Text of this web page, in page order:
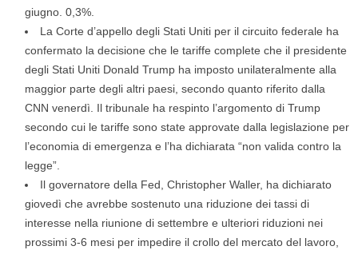
giugno. 0,3%.
La Corte d’appello degli Stati Uniti per il circuito federale ha
confermato la decisione che le tariffe complete che il presidente
degli Stati Uniti Donald Trump ha imposto unilateralmente alla
maggior parte degli altri paesi, secondo quanto riferito dalla
CNN venerdì. Il tribunale ha respinto l’argomento di Trump
secondo cui le tariffe sono state approvate dalla legislazione per
l’economia di emergenza e l’ha dichiarata “non valida contro la
legge”.
Il governatore della Fed, Christopher Waller, ha dichiarato
giovedì che avrebbe sostenuto una riduzione dei tassi di
interesse nella riunione di settembre e ulteriori riduzioni nei
prossimi 3-6 mesi per impedire il crollo del mercato del lavoro,